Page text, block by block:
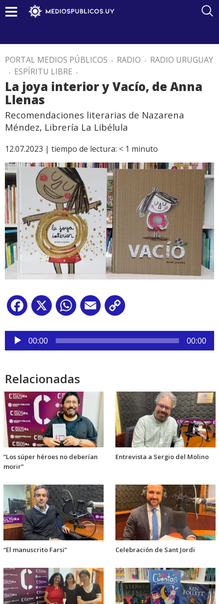
PORTAL MEDIOS PÚBLICOS . RADIO . RADIO URUGUAY
. ESPÍRITU LIBRE .
La joya interior y Vacío, de Anna
Llenas
Recomendaciones literarias de Nazarena
Méndez, Librería La Libélula
12.07.2023 | tiempo de lectura: < 1 minuto
Facebook
X WhatsApp
Email
Reproductor
audio
00:00 00:00
Relacionadas
“Los súper héroes no deberían
morir”
Entrevista a Sergio del Molino
“El manuscrito Farsi” Celebración de Sant Jordi